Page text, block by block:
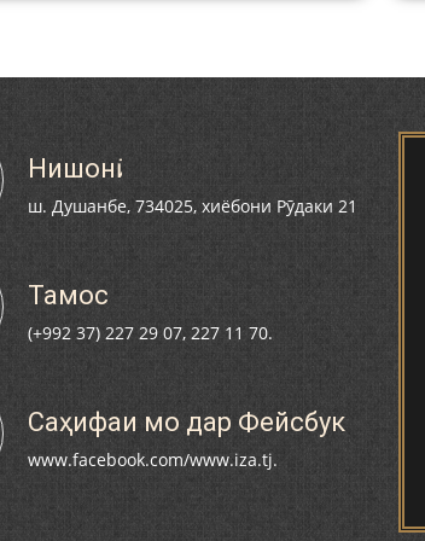
Нишонӣ
ш. Душанбе, 734025, хиёбони Рӯдаки 21
Тамос
(+992 37) 227 29 07, 227 11 70.
Саҳифаи мо дар Фейсбук
www.facebook.com/www.iza.tj.